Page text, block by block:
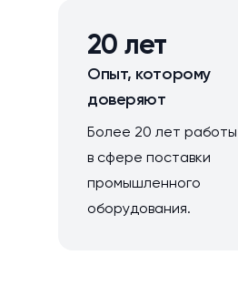
20 лет
Опыт, которому
доверяют
Более 20 лет работы
в сфере поставки
промышленного
оборудования.